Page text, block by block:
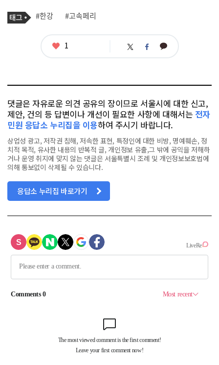
기
사
태
그
#한강 #고속페리
좋
1 트 페 카
댓글은 자유로운 의견 공유의 장이므로 서울시에 대한 신고,
제안, 건의 등 답변이나 개선이 필요한 사항에 대해서는 전자
민원 응답소 누리집을 이용하여 주시기 바랍니다.
상업성 광고, 저작권 침해, 저속한 표현, 특정인에 대한 비방, 명예훼손, 정
치적 목적, 유사한 내용의 반복적 글, 개인정보 유출,그 밖에 공익을 저해하
거나 운영 취지에 맞지 않는 댓글은 서울특별시 조례 및 개인정보보호법에
의해 통보없이 삭제될 수 있습니다.
응답소 누리집 바로가기